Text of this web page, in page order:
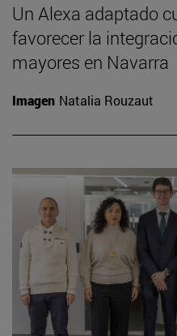
Un Alexa adaptado
favorecer la
mayores en Navarra
Imagen Natalia Rouzaut